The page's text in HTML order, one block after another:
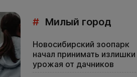
# Милый город
Новосибирский зоопарк
начал принимать излишки
урожая от дачников